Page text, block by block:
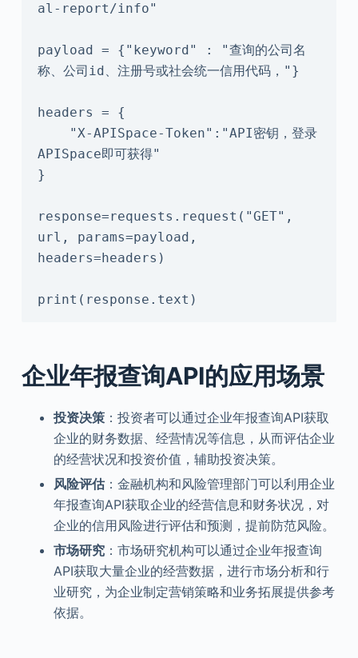
al-report/info"
payload = {"keyword" : "查询的公司名
称、公司id、注册号或社会统一信用代码，"}
headers = {
APISpace即可获得"
}
response=requests.request("GET",
url, params=payload,
headers=headers)
print(response.text)
企业年报查询API的应用场景
投资决策：投资者可以通过企业年报查询API获取
企业的财务数据、经营情况等信息，从而评估企业
的经营状况和投资价值，辅助投资决策。
风险评估：金融机构和风险管理部门可以利用企业
年报查询API获取企业的经营信息和财务状况，对
企业的信用风险进行评估和预测，提前防范风险。
市场研究：市场研究机构可以通过企业年报查询
API获取大量企业的经营数据，进行市场分析和行
业研究，为企业制定营销策略和业务拓展提供参考
依据。